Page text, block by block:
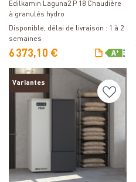
Edilkamin Laguna2 P 18 Chaudière
à granulés hydro
Disponible, délai de livraison : 1 à 2
semaines
6 373,10 €
Variantes
Détails